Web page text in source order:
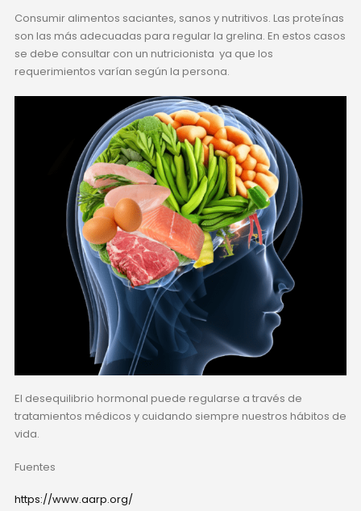
Consumir alimentos saciantes, sanos y nutritivos. Las proteínas
son las más adecuadas para regular la grelina. En estos casos
se debe consultar con un nutricionista ya que los
requerimientos varían según la persona.
El desequilibrio hormonal puede regularse a través de
tratamientos médicos y cuidando siempre nuestros hábitos de
vida.
Fuentes
https://www.aarp.org/